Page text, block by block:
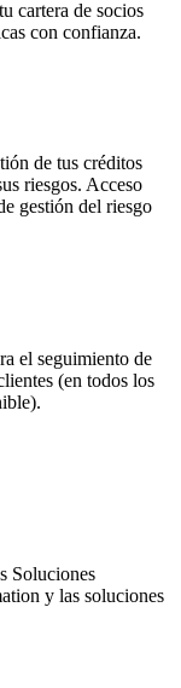
cartera de socios
con confianza.
de tus créditos
riesgos. Acceso
gestión del riesgo
el seguimiento de
(en todos los
Soluciones
y las soluciones